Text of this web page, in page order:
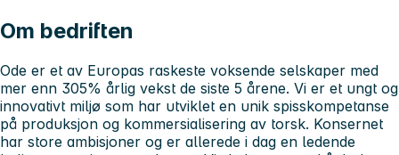
Om bedriften
Ode er et av Europas raskeste voksende selskaper med
mer enn 305% årlig vekst de siste 5 årene. Vi er et ungt og
innovativt miljø som har utviklet en unik spisskompetanse
på produksjon og kommersialisering av torsk. Konsernet
har store ambisjoner og er allerede i dag en ledende